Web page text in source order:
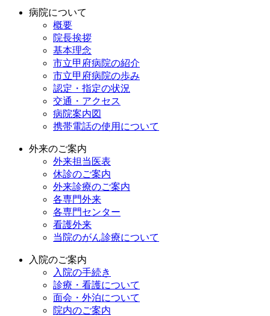
病院について
概要
院長挨拶
基本理念
市立甲府病院の紹介
市立甲府病院の歩み
認定・指定の状況
交通・アクセス
病院案内図
携帯電話の使用について
外来のご案内
外来担当医表
休診のご案内
外来診療のご案内
各専門外来
各専門センター
看護外来
当院のがん診療について
入院のご案内
入院の手続き
診療・看護について
面会・外泊について
院内のご案内